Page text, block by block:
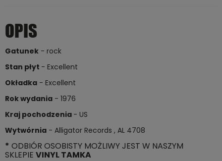
OPIS
Gatunek - rock
Stan płyt - Excellent
Okładka - Excellent
Rok wydania - 1976
Kraj pochodzenia - US
Wytwórnia - Alligator Records , AL 4708
* ODBIÓR OSOBISTY MOŻLIWY JEST W NASZYM
SKLEPIE VINYL TAMKA